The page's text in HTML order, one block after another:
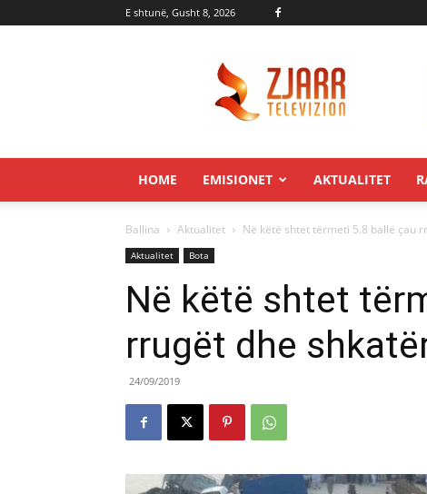
E shtunë, Gusht 8, 2026
HOME EMISIONET AKTUALITET
Ballina Aktualitet Në këtë shtet tërmeti 5.8 ballë çau
Aktualitet Bota
Në këtë shtet
rrugët dhe
24/09/2019